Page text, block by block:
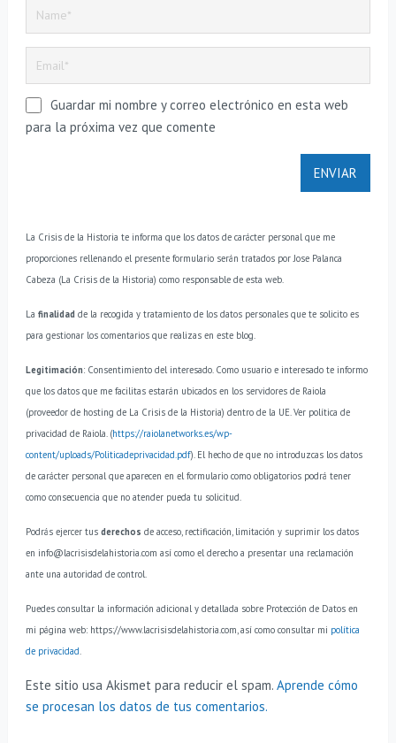
Guardar mi nombre y correo electrónico en esta web
para la próxima vez que comente
La Crisis de la Historia te informa que los datos de carácter personal que me
proporciones rellenando el presente formulario serán tratados por Jose Palanca
Cabeza (La Crisis de la Historia) como responsable de esta web.
La finalidadde la recogida y tratamiento de los datos personales que te solicito es
para gestionar los comentarios que realizas en este blog.
Legitimación: Consentimiento del interesado. Como usuario e interesado te informo
que los datos que me facilitas estarán ubicados en los servidores de Raiola
(proveedor de hosting de La Crisis de la Historia) dentro de la UE. Ver política de
privacidad de Raiola. (https://raiolanetworks.es/wp-
content/uploads/Politicadeprivacidad.pdf). El hecho de que no introduzcas los datos
de carácter personal que aparecen en el formulario como obligatorios podrá tener
como consecuencia que no atender pueda tu solicitud.
Podrás ejercer tus derechos de acceso, rectificación, limitación y suprimir los datos
en info@lacrisisdelahistoria.com así como el derecho a presentar una reclamación
ante una autoridad de control.
Puedes consultar la información adicional y detallada sobre Protección de Datos en
mi página web: https://www.lacrisisdelahistoria.com, así como consultar mi política
de privacidad.
Este sitio usa Akismet para reducir el spam. Aprende cómo
se procesan los datos de tus comentarios.